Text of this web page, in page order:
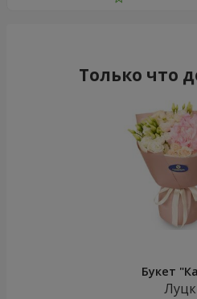
Только что
Букет
Луцк